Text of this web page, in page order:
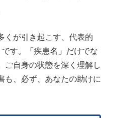
くが引き起こす、代表的
です。「疾患名」だけでな
ご自身の状態を深く理解し
も、必ず、あなたの助けに